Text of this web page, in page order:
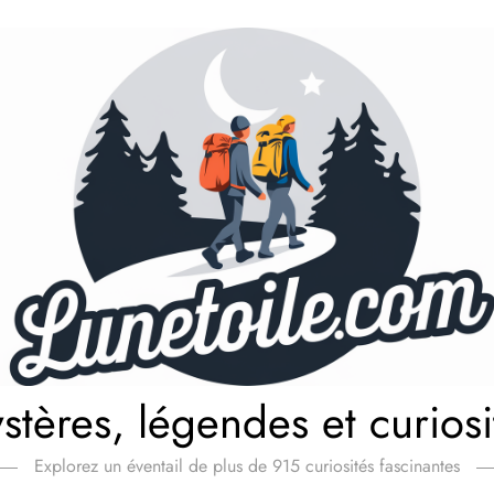
légendes et
Explorez un éventail de plus de 915 curiosités fascinantes